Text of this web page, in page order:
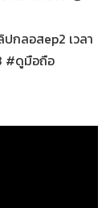
กลอสep2 เวลา
#ดูมือถือ